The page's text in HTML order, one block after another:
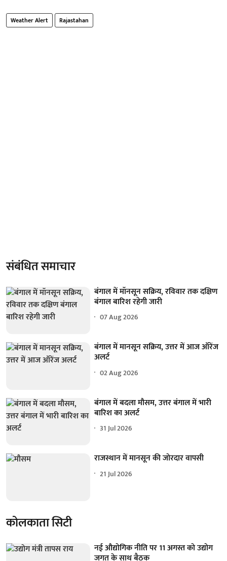
Weather Alert Rajastahan
संबंधित समाचार
बंगाल में मॉनसून सक्रिय, रविवार तक दक्षिण
बंगाल बारिश रहेगी जारी
07 Aug 2026
बंगाल में मानसून सक्रिय, उत्तर में आज ऑरेंज
अलर्ट
02 Aug 2026
बंगाल में बदला मौसम, उत्तर बंगाल में भारी
बारिश का अलर्ट
31 Jul 2026
राजस्थान में मानसून की जोरदार वापसी
21 Jul 2026
कोलकाता सिटी
नई औद्योगिक नीति पर 11 अगस्त को उद्योग
जगत के साथ बैठक